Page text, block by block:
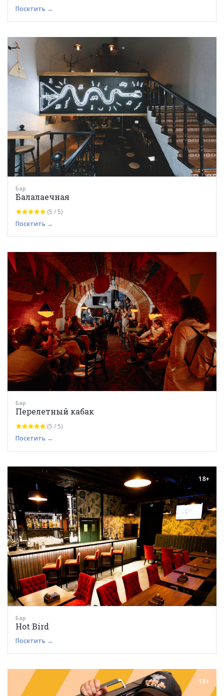
Посетить →
Бар
Балалаечная
(5 / 5)
Посетить →
Бар
Перелетный кабак
(5 / 5)
Посетить →
18+
Бар
Hot Bird
Посетить →
18+